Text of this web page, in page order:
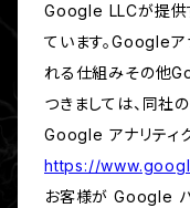
Google LLCが提供
ています。Googleア
れる仕組みその他
つきましては、同社
Google アナリティ
https://
お客様が Google パ